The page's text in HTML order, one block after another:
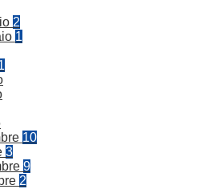
2
1
10
3
9
2